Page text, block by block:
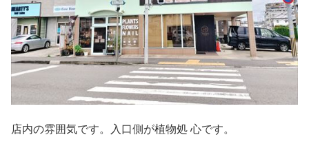
店内の雰囲気です。入口側が植物処 心です。